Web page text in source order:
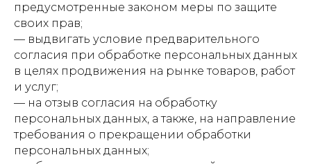
предусмотренные законом меры по защите
своих прав;
— выдвигать условие предварительного
согласия при обработке персональных данных
в целях продвижения на рынке товаров, работ
и услуг;
— на отзыв согласия на обработку
персональных данных, а также, на направление
требования о прекращении обработки
персональных данных;